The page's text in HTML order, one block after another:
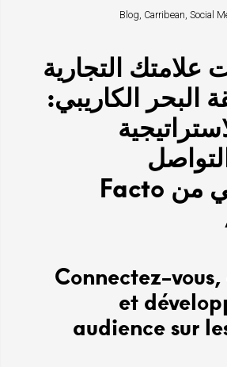
Blog Carribean Social
التجارية
البحر الكاريبي:
الاجتماعي من Facto
Connectez-
et
audience sur